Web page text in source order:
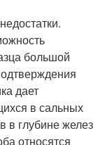
большой
дает
в сальных
в глубине желез
относятся